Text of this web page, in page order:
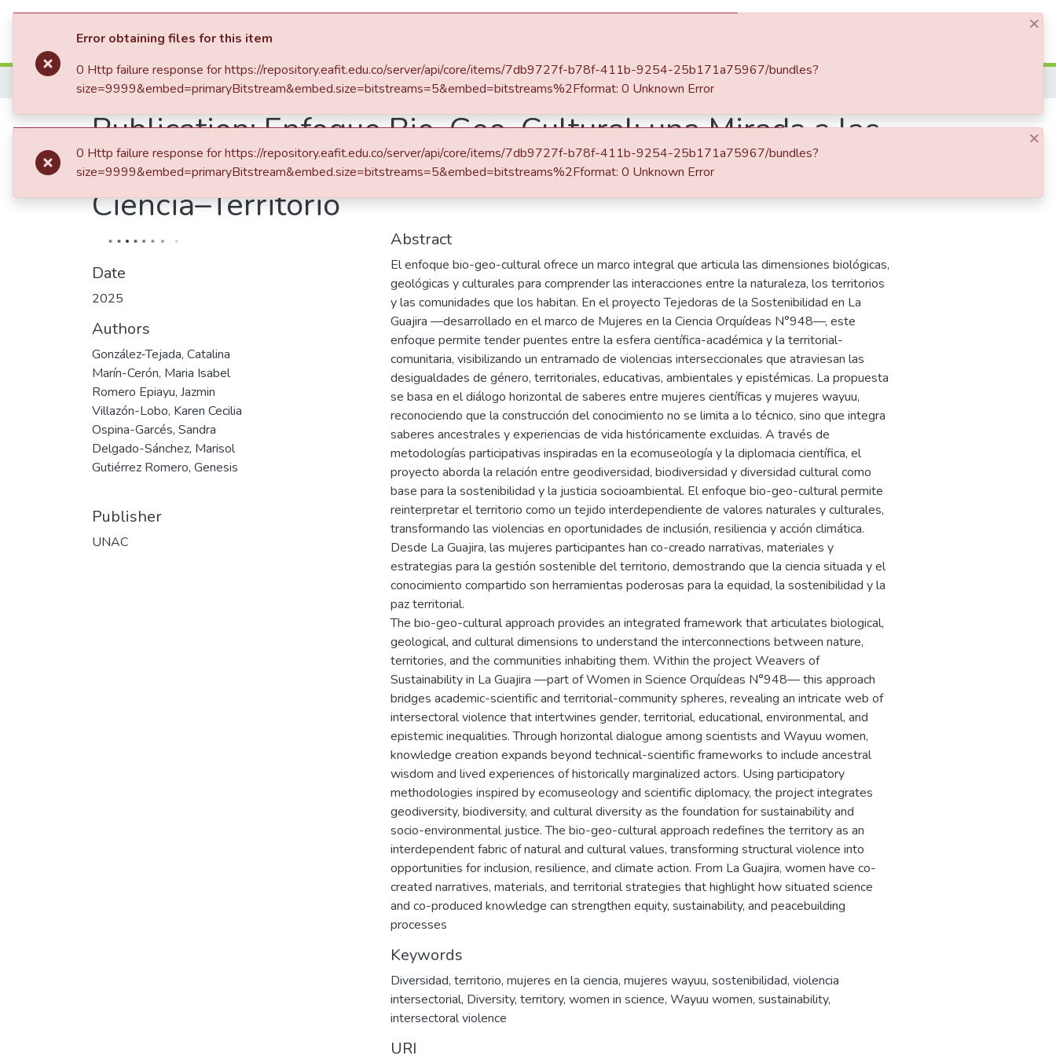
Communities & Collections
Home
Publication:Enfoque Bio-Geo-Cultural: una Mirada a las
Violencias Interseccionales de Mujeres en el Diálogo
Ciencia–Territorio
Date
2025
Authors
González-Tejada, Catalina
Marín-Cerón, Maria Isabel
Romero Epiayu, Jazmin
Villazón-Lobo, Karen Cecilia
Ospina-Garcés, Sandra
Delgado-Sánchez, Marisol
Gutiérrez Romero, Genesis
Publisher
UNAC
Abstract
El enfoque bio-geo-cultural ofrece un marco integral que articula las dimensiones biológicas,
geológicas y culturales para comprender las interacciones entre la naturaleza, los territorios
y las comunidades que los habitan. En el proyecto Tejedoras de la Sostenibilidad en La
Guajira —desarrollado en el marco de Mujeres en la Ciencia Orquídeas N°948—, este
enfoque permite tender puentes entre la esfera científica-académica y la territorial-
comunitaria, visibilizando un entramado de violencias interseccionales que atraviesan las
desigualdades de género, territoriales, educativas, ambientales y epistémicas. La propuesta
se basa en el diálogo horizontal de saberes entre mujeres científicas y mujeres wayuu,
reconociendo que la construcción del conocimiento no se limita a lo técnico, sino que integra
saberes ancestrales y experiencias de vida históricamente excluidas. A través de
metodologías participativas inspiradas en la ecomuseología y la diplomacia científica, el
proyecto aborda la relación entre geodiversidad, biodiversidad y diversidad cultural como
base para la sostenibilidad y la justicia socioambiental. El enfoque bio-geo-cultural permite
reinterpretar el territorio como un tejido interdependiente de valores naturales y culturales,
transformando las violencias en oportunidades de inclusión, resiliencia y acción climática.
Desde La Guajira, las mujeres participantes han co-creado narrativas, materiales y
estrategias para la gestión sostenible del territorio, demostrando que la ciencia situada y el
conocimiento compartido son herramientas poderosas para la equidad, la sostenibilidad y la
paz territorial.
The bio-geo-cultural approach provides an integrated framework that articulates biological,
geological, and cultural dimensions to understand the interconnections between nature,
territories, and the communities inhabiting them. Within the project Weavers of
Sustainability in La Guajira —part of Women in Science Orquídeas N°948— this approach
bridges academic-scientific and territorial-community spheres, revealing an intricate web of
intersectoral violence that intertwines gender, territorial, educational, environmental, and
epistemic inequalities. Through horizontal dialogue among scientists and Wayuu women,
knowledge creation expands beyond technical-scientific frameworks to include ancestral
wisdom and lived experiences of historically marginalized actors. Using participatory
methodologies inspired by ecomuseology and scientific diplomacy, the project integrates
geodiversity, biodiversity, and cultural diversity as the foundation for sustainability and
socio-environmental justice. The bio-geo-cultural approach redefines the territory as an
interdependent fabric of natural and cultural values, transforming structural violence into
opportunities for inclusion, resilience, and climate action. From La Guajira, women have co-
created narratives, materials, and territorial strategies that highlight how situated science
and co-produced knowledge can strengthen equity, sustainability, and peacebuilding
processes
Keywords
Diversidad, territorio, mujeres en la ciencia, mujeres wayuu, sostenibilidad, violencia
intersectorial, Diversity, territory, women in science, Wayuu women, sustainability,
intersectoral violence
URI
×
Error obtaining files for this item
0 Http failure response for https://repository.eafit.edu.co/server/api/core/items/7db9727f-b78f-411b-9254-25b171a75967/bundles?
size=9999&embed=primaryBitstream&embed.size=bitstreams=5&embed=bitstreams%2Fformat: 0 Unknown Error
×
0 Http failure response for https://repository.eafit.edu.co/server/api/core/items/7db9727f-b78f-411b-9254-25b171a75967/bundles?
size=9999&embed=primaryBitstream&embed.size=bitstreams=5&embed=bitstreams%2Fformat: 0 Unknown Error